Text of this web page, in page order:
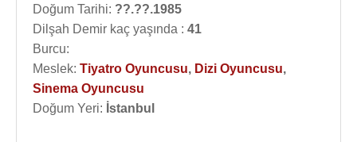
Doğum Tarihi: ??.??.1985
Dilşah Demir kaç yaşında : 41
Burcu:
Meslek: Tiyatro Oyuncusu, Dizi Oyuncusu,
Sinema Oyuncusu
Doğum Yeri: İstanbul